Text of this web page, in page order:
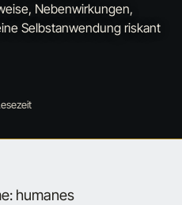
Nebenwirkungen,
Selbstanwendung riskant
humanes